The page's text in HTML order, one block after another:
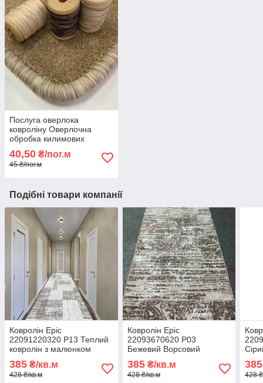
Послуга оверлока
ковроліну Оверлочна
обробка килимових
оверлок ковроліну
40,50 ₴/пог.м
45 ₴/пог.м
Подібні товари компанії
Ковролін Epic
22091220320 P13 Теплий
ковролін з малюнком
Антиковзаюче покриття
для підлоги
385 ₴/кв.м
428 ₴/кв.м
Ковролін Epic
22093670620 P03
Бежевий Ворсовий
ковролін на гумовій основі
Килимове покриття для
підлоги
385₴/кв.м
428 ₴/кв.м
для
385
428